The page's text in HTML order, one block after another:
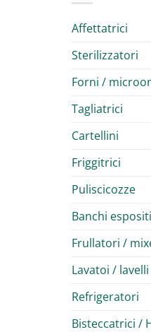
Affettatrici
Sterilizzatori
Forni /
Tagliatrici
Cartellini
Friggitrici
Puliscicozze
Banchi
Frullatori /
Lavatoi / lavelli
Refrigeratori
Bisteccatrici /